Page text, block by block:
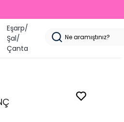
Eşarp/
Şal/
Çanta